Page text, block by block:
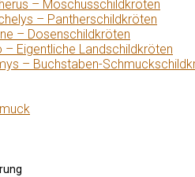
– Moschusschildkröten
– Pantherschildkröten
– Dosenschildkröten
– Eigentliche Landschildkröten
– Buchstaben-